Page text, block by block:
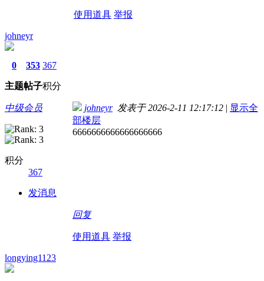
使用道具 举报
johneyr
0
主题
353
帖子
367
积分
中级会员
积分
367
发消息
johneyr发表于 2026-2-11 12:17:12 | 显示全
部楼层
6666666666666666666
回复
使用道具 举报
longying1123